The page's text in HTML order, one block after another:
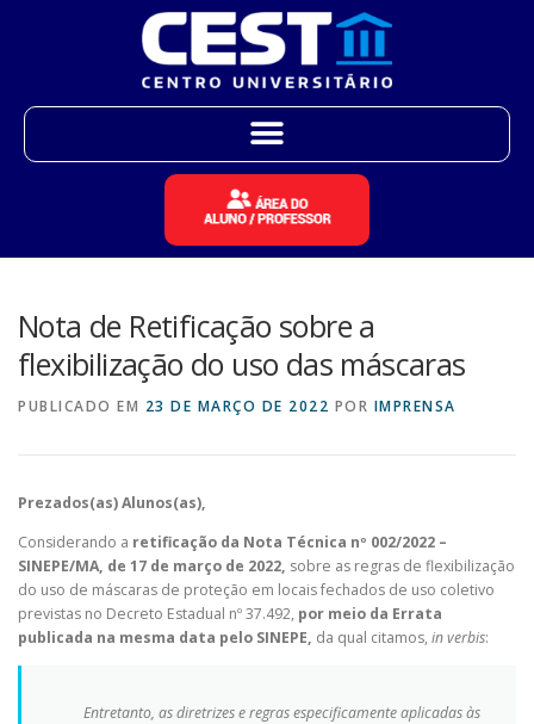
Nota de Retificação sobre a
flexibilização do uso das máscaras
PUBLICADO EM 23 DE MARÇO DE 2022 POR IMPRENSA
Prezados(as) Alunos(as),
Considerando a retificação da Nota Técnica nº 002/2022 –
SINEPE/MA, de 17 de março de 2022, sobre as regras de flexibilização
do uso de máscaras de proteção em locais fechados de uso coletivo
previstas no Decreto Estadual nº 37.492, por meio da Errata
publicada na mesma data pelo SINEPE, da qual citamos, in verbis:
Entretanto, as diretrizes e regras especificamente aplicadas às